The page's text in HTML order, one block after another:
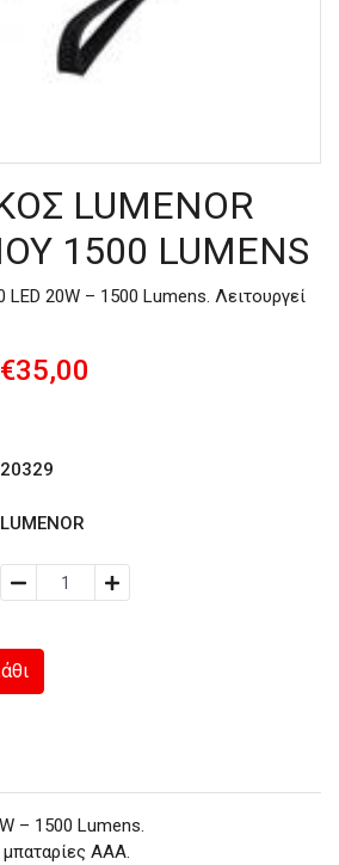
LUMENOR
1500 LUMENS
20W – 1500 Lumens. Λειτουργεί
€35,00
20329
LUMENOR
– 1500 Lumens.
ΑΑA.